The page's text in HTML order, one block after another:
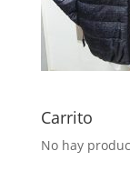
Carrito
No hay